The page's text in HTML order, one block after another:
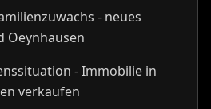
- neues
Oeynhausen
- Immobilie in
verkaufen